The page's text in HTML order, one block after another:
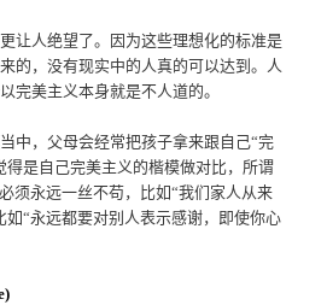
让人绝望了。因为这些理想化的标准是
的，没有现实中的人真的可以达到。人
完美主义本身就是不人道的。
中，父母会经常把孩子拿来跟自己“完
得是自己完美主义的楷模做对比，所谓
须永远一丝不苟，比如“我们家人从来
如“永远都要对别人表示感谢，即使你心